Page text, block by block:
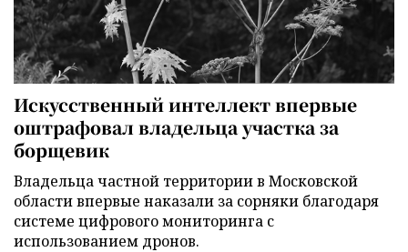
Искусственный интеллект впервые
оштрафовал владельца участка за
борщевик
Владельца частной территории в Московской
области впервые наказали за сорняки благодаря
системе цифрового мониторинга с
использованием дронов.